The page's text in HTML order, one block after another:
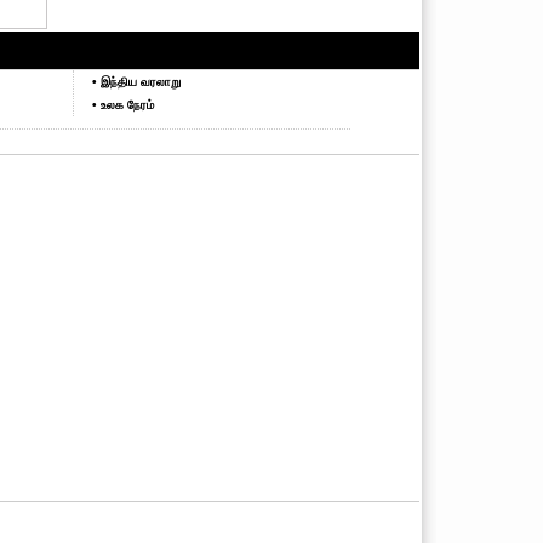
• இந்திய வரலாறு
• உலக நேரம்